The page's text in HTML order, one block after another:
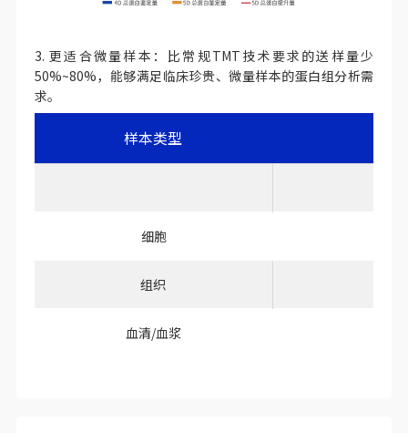
3. 更适合微量样本：比常规TMT技术要求的送样量少
50%~80%，能够满足临床珍贵、微量样本的蛋白组分析需
求。
样本类型
细胞
组织
血清/血浆